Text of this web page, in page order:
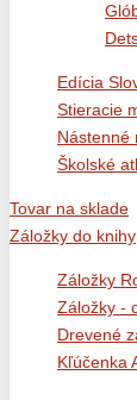
Edícia
Stieracie
Nástenné
Školské
Tovar na sklade
Záložky do knihy
Záložky
Záložky -
Drevené
Kľúčenka